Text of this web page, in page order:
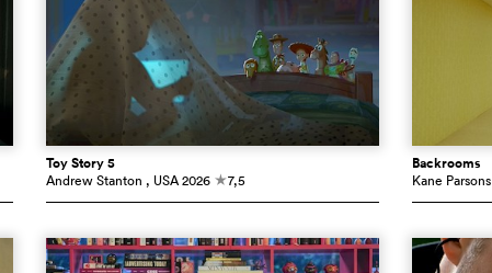
Toy Story 5
Andrew Stanton , USA2026 c7,5
Backrooms
Kane Parsons